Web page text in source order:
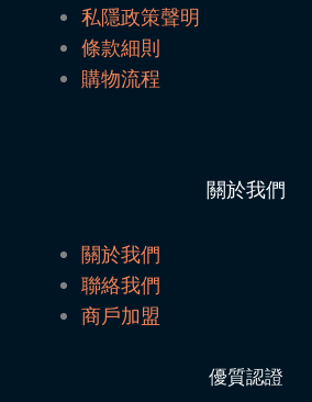
私隱政策聲明
條款細則
購物流程
關於我們
關於我們
聯絡我們
商戶加盟
優質認證